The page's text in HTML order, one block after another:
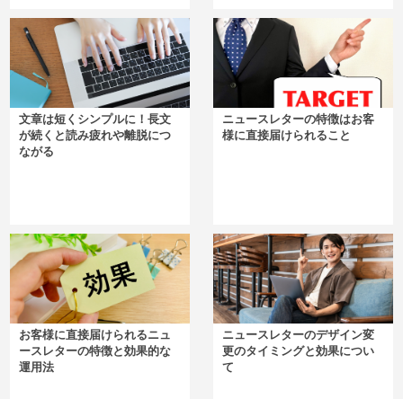
文章は短くシンプルに！長文
が続くと読み疲れや離脱につ
ながる
ニュースレターの特徴はお客
様に直接届けられること
お客様に直接届けられるニュ
ースレターの特徴と効果的な
運用法
ニュースレターのデザイン変
更のタイミングと効果につい
て